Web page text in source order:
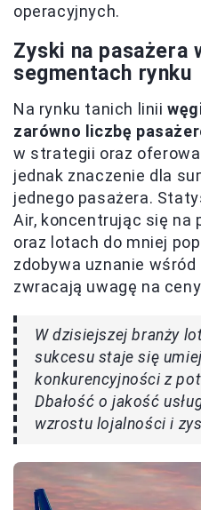
operacyjnych.
Zyski na pasażera
segmentach rynku
Na rynku tanich linii
zarówno liczbę
w strategii oraz
jednak znaczenie dla
jednego pasażera.
Air, koncentrując się na
oraz lotach do mniej
zdobywa uznanie
zwracają uwagę na
W dzisiejszej branży
sukcesu staje się
konkurencyjności z
Dbałość o jakość
wzrostu lojalności i